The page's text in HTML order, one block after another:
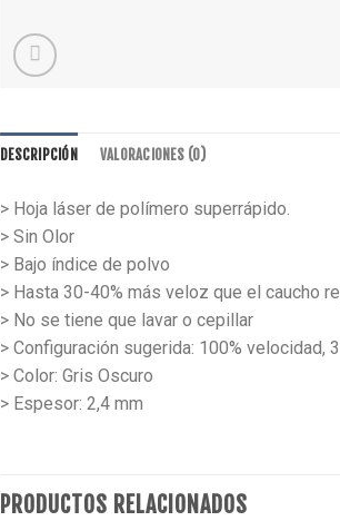
DESCRIPCIÓN VALORACIONES (0)
> Hoja láser de polímero superrápido.
> Sin Olor
> Bajo índice de polvo
> Hasta 30-40% más veloz que el caucho
> No se tiene que lavar o cepillar
> Configuración sugerida: 100% velocidad,
> Color: Gris Oscuro
> Espesor: 2,4 mm
PRODUCTOS RELACIONADOS